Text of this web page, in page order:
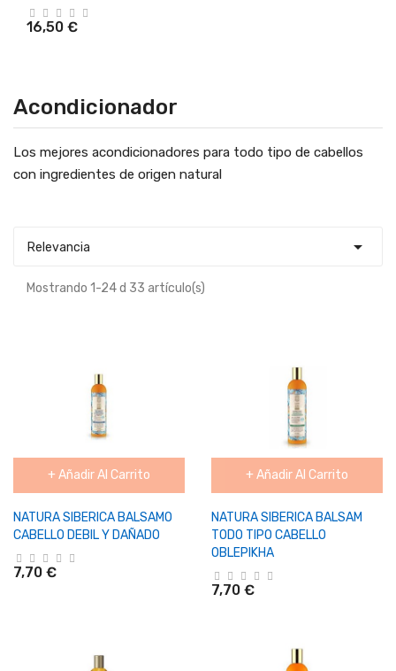
16,50 €
Acondicionador
Los mejores acondicionadores para todo tipo de cabellos
con ingredientes de origen natural
Relevancia 
Mostrando 1-24 d 33 artículo(s)
+ Añadir Al Carrito
NATURA SIBERICA BALSAMO
CABELLO DEBIL Y DAÑADO
7,70 €
+ Añadir Al Carrito
NATURA SIBERICA BALSAM
TODO TIPO CABELLO
OBLEPIKHA
7,70 €